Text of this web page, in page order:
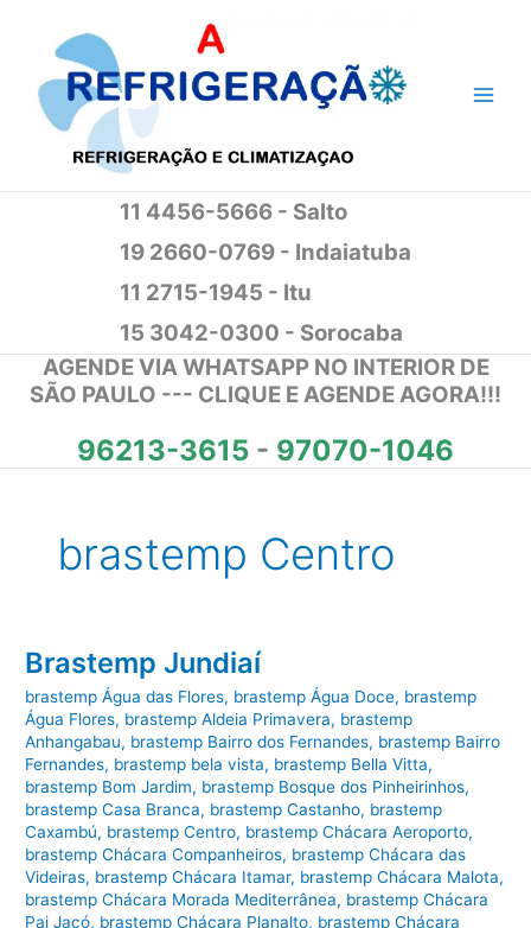
conteúdo
11 4456-5666 - Salto
19 2660-0769 - Indaiatuba
11 2715-1945 - Itu
15 3042-0300 - Sorocaba
AGENDE VIA WHATSAPP NO INTERIOR DE
SÃO PAULO --- CLIQUE E AGENDE AGORA!!!
96213-3615 - 97070-1046
brastemp Centro
Brastemp Jundiaí
brastemp Água das Flores, brastemp Água Doce, brastemp
Água Flores, brastemp Aldeia Primavera, brastemp
Anhangabau, brastemp Bairro dos Fernandes, brastemp Bairro
Fernandes, brastemp bela vista, brastemp Bella Vitta,
brastemp Bom Jardim, brastemp Bosque dos Pinheirinhos,
brastemp Casa Branca, brastemp Castanho, brastemp
Caxambú, brastemp Centro, brastemp Chácara Aeroporto,
brastemp Chácara Companheiros, brastemp Chácara das
Videiras, brastemp Chácara Itamar, brastemp Chácara Malota,
brastemp Chácara Morada Mediterrânea, brastemp Chácara
Pai Jacó, brastemp Chácara Planalto, brastemp Chácara